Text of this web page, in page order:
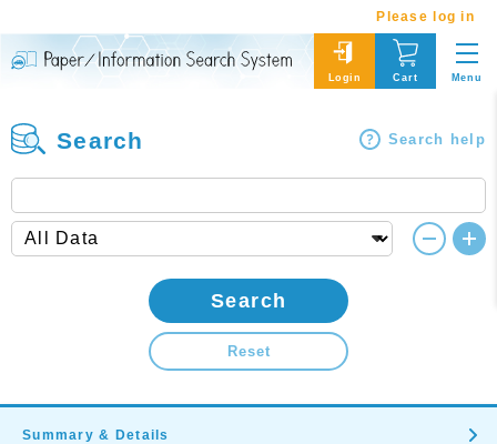
Please log in
Login Cart Menu
Search Search help
Search
Reset
Summary & Details